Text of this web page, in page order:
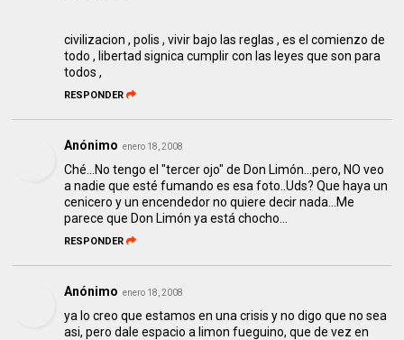
civilizacion , polis , vivir bajo las reglas , es el comienzo de
todo , libertad signica cumplir con las leyes que son para
todos ,
RESPONDER
Anónimo enero 18, 2008
Ché...No tengo el "tercer ojo" de Don Limón...pero, NO veo
a nadie que esté fumando es esa foto..Uds? Que haya un
cenicero y un encendedor no quiere decir nada...Me
parece que Don Limón ya está chocho...
RESPONDER
Anónimo enero 18, 2008
ya lo creo que estamos en una crisis y no digo que no sea
asi, pero dale espacio a limon fueguino, que de vez en